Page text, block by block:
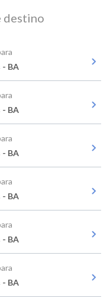
destino
- BA
- BA
- BA
- BA
- BA
- BA